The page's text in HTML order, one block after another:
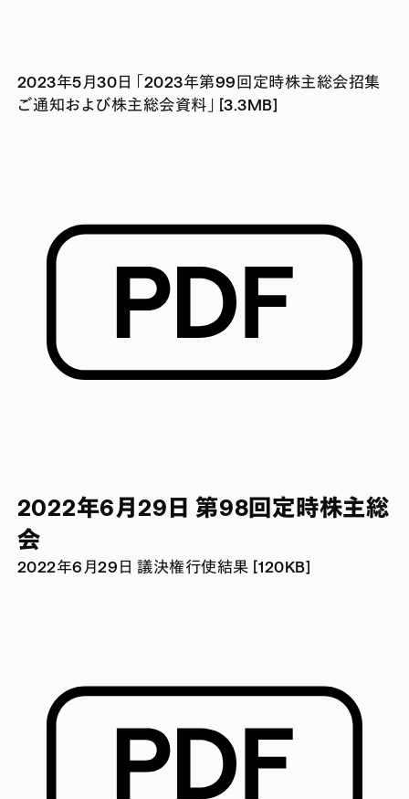
2023年5月30日 「2023年第99回定時株主総会招集
ご通知および株主総会資料」 [3.3MB]
2022年6月29日 第98回定時株主総
会
2022年6月29日 議決権行使結果 [120KB]